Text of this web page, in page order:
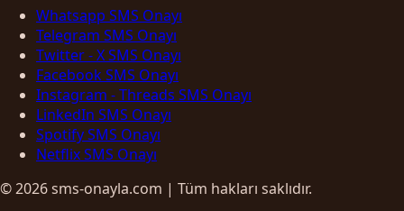
Whatsapp SMS Onayı
Telegram SMS Onayı
Twitter - X SMS Onayı
Facebook SMS Onayı
Instagram - Threads SMS Onayı
LinkedIn SMS Onayı
Spotify SMS Onayı
Netflix SMS Onayı
© 2026 sms-onayla.com | Tüm hakları saklıdır.